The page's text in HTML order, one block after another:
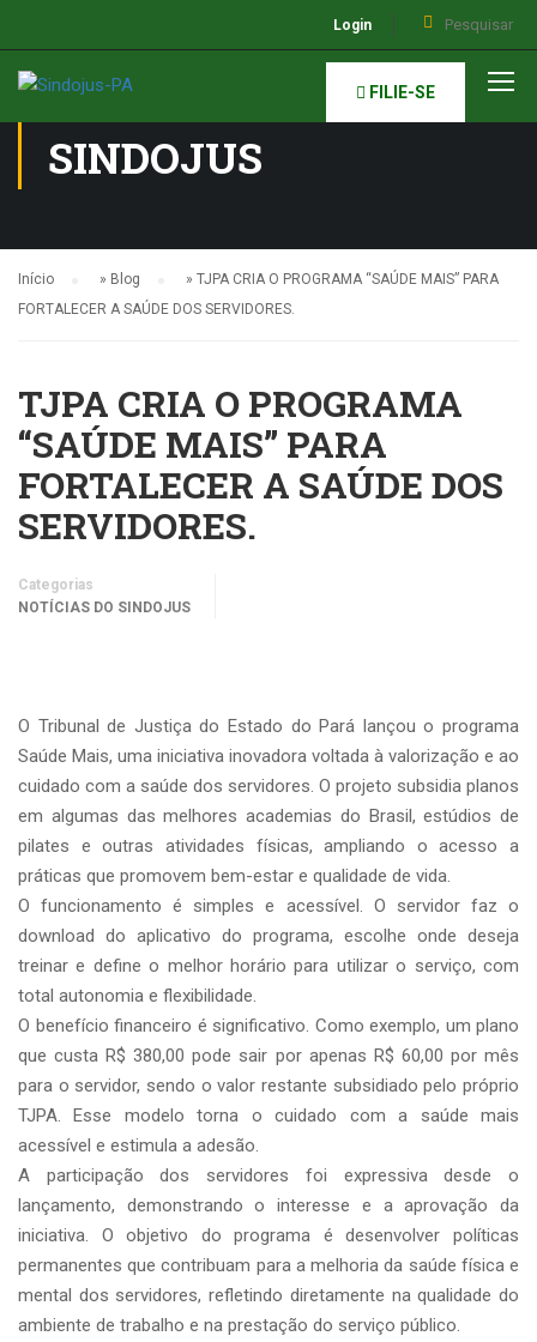
Login
FILIE-SE
NOTÍCIAS DO
SINDOJUS
Início » Blog » TJPA CRIA O PROGRAMA “SAÚDE MAIS” PARA
FORTALECER A SAÚDE DOS SERVIDORES.
TJPA CRIA O PROGRAMA
“SAÚDE MAIS” PARA
FORTALECER A SAÚDE DOS
SERVIDORES.
Categorias
NOTÍCIAS DO SINDOJUS
O Tribunal de Justiça do Estado do Pará lançou o programa
Saúde Mais, uma iniciativa inovadora voltada à valorização e ao
cuidado com a saúde dos servidores. O projeto subsidia planos
em algumas das melhores academias do Brasil, estúdios de
pilates e outras atividades físicas, ampliando o acesso a
práticas que promovem bem-estar e qualidade de vida.
O funcionamento é simples e acessível. O servidor faz o
download do aplicativo do programa, escolhe onde deseja
treinar e define o melhor horário para utilizar o serviço, com
total autonomia e flexibilidade.
O benefício financeiro é significativo. Como exemplo, um plano
que custa R$ 380,00 pode sair por apenas R$ 60,00 por mês
para o servidor, sendo o valor restante subsidiado pelo próprio
TJPA. Esse modelo torna o cuidado com a saúde mais
acessível e estimula a adesão.
A participação dos servidores foi expressiva desde o
lançamento, demonstrando o interesse e a aprovação da
iniciativa. O objetivo do programa é desenvolver políticas
permanentes que contribuam para a melhoria da saúde física e
mental dos servidores, refletindo diretamente na qualidade do
ambiente de trabalho e na prestação do serviço público.